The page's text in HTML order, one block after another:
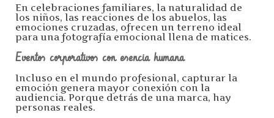
En celebraciones familiares, la naturalidad de
los niños, las reacciones de los abuelos, las
emociones cruzadas, ofrecen un terreno ideal
para una fotografía emocional llena de matices.
Eventos corporativos con esencia humana
Incluso en el mundo profesional, capturar la
emoción genera mayor conexión con la
audiencia. Porque detrás de una marca, hay
personas reales.